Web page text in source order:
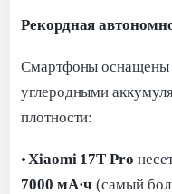
Рекордная
Смартфоны оснащены
углеродными
плотности:
·Xiaomi 17T Pro
7000 мА·ч (самый